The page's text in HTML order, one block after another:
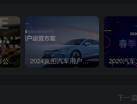
住肌车电黄NEW燥活年轻力特时尚代夏都有
满注备好伤的肤】亮电」02/普通用户与社区中
级社区大红瓶二级社区社区定义：#肌肤闪充
放汇总运营配送硬广资源资源位置数量具体
选无究厚保维日世7化学车特军巴力的品韩严.
江铃皮卡汽车上市公关传播策划案 2024岚图汽车用户运营方案
下一篇